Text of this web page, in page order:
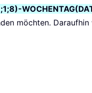
möchten.